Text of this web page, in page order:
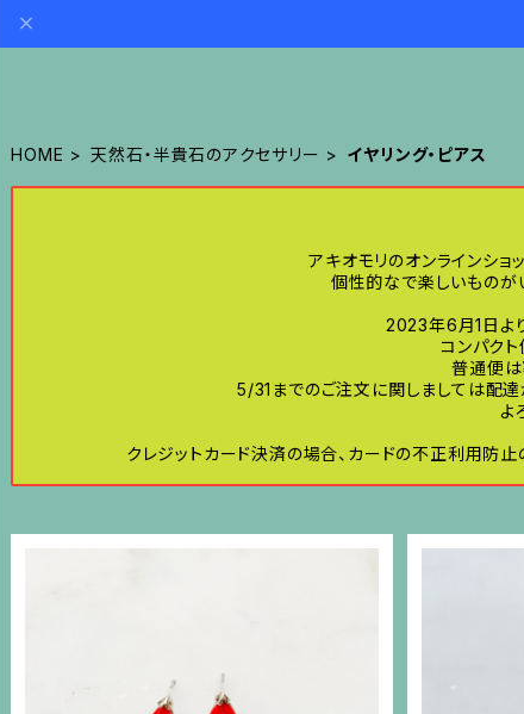
HOME 天然石・半貴石のアクセサリー イヤリング・ピアス
アキオモリのオンラインショ
個性的なで楽しいものが
2023年6月1日よ
コンパク
普通便は
5/31までのご注文に関しましては配
よ
クレジットカード決済の場合、カードの不正利用防